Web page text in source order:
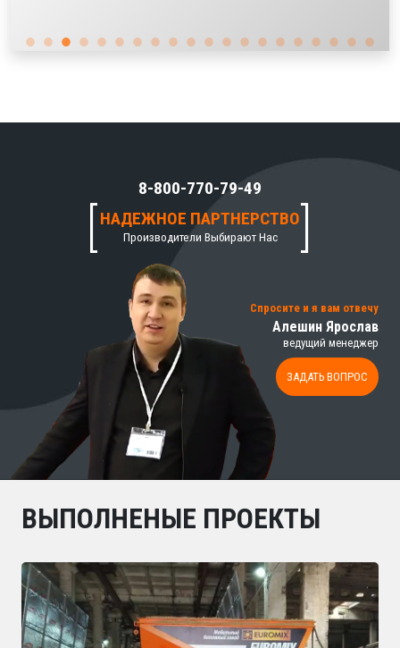
8-800-770-79-49
НАДЕЖНОЕ ПАРТНЕРСТВО
Производители Выбирают Нас
Спросите и я вам отвечу
Алешин Ярослав
ведущий менеджер
ЗАДАТЬ ВОПРОС
ВЫПОЛНЕНЫЕ ПРОЕКТЫ